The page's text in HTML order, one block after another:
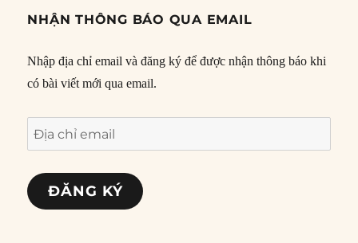
NHẬN THÔNG BÁO QUA EMAIL
Nhập địa chỉ email và đăng ký để được nhận thông báo khi
có bài viết mới qua email.
Địa
chỉ
email
ĐĂNG KÝ